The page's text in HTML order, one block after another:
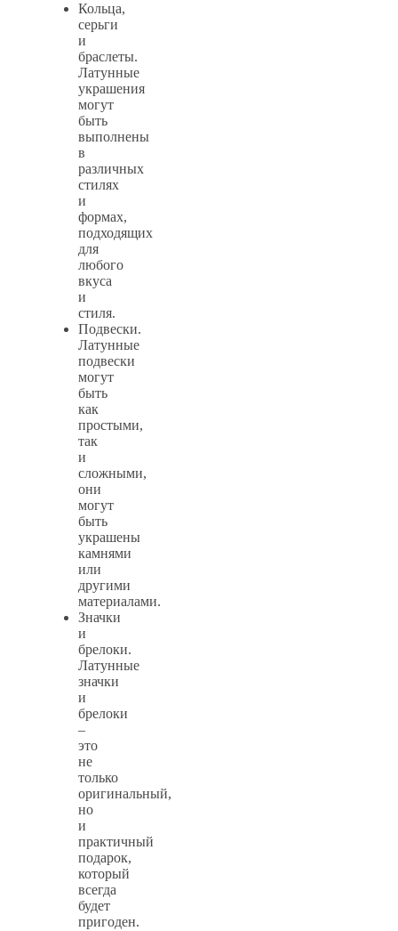
Кольца,
серьги
и
браслеты.
Латунные
украшения
могут
быть
выполнены
в
различных
стилях
и
формах,
подходящих
для
любого
вкуса
и
стиля.
Подвески.
Латунные
подвески
могут
быть
как
простыми,
так
и
сложными,
они
могут
быть
украшены
камнями
или
другими
материалами.
Значки
и
брелоки.
Латунные
значки
и
брелоки
–
это
не
только
оригинальный,
но
и
практичный
подарок,
который
всегда
будет
пригоден.